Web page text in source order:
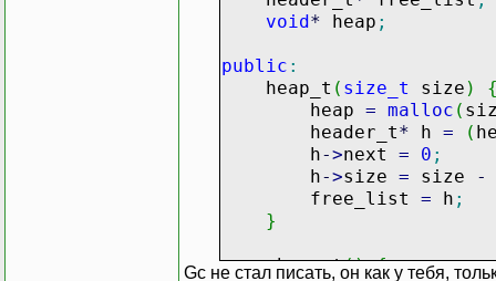
void* heap ;
public :
heap_t ( size_t size )
heap = malloc (
header_t* h = (
h->next = 0 ;
h->size = size -
free_list = h ;
}
~heap_t() {
Gc не стал писать, он как у тебя,